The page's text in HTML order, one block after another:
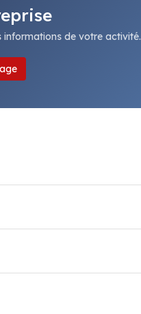
informations de votre activité.